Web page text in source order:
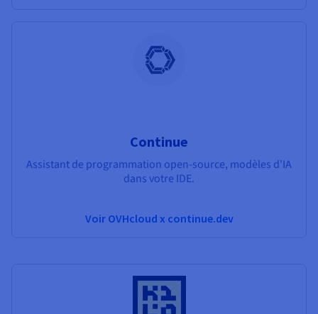
Continue
Assistant de programmation open-source, modèles d'IA
dans votre IDE.
Voir OVHcloud x continue.dev